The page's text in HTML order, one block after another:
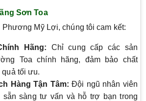
Sơn Toa
Mỹ Lợi, chúng tôi cam kết:
Hãng: Chỉ cung cấp các sản
Toa chính hãng, đảm bảo chất
quả tối ưu.
Hàng Tận Tâm: Đội ngũ nhân viên
sẵn sàng tư vấn và hỗ trợ bạn trong